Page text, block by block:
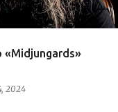
«Midjungards»
2024